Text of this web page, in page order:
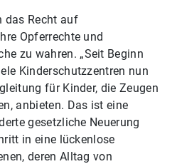
das Recht auf
Opferrechte und
zu wahren. „Seit Beginn
Kinderschutzzentren nun
für Kinder, die Zeugen
anbieten. Das ist eine
gesetzliche Neuerung
in eine lückenlose
deren Alltag von